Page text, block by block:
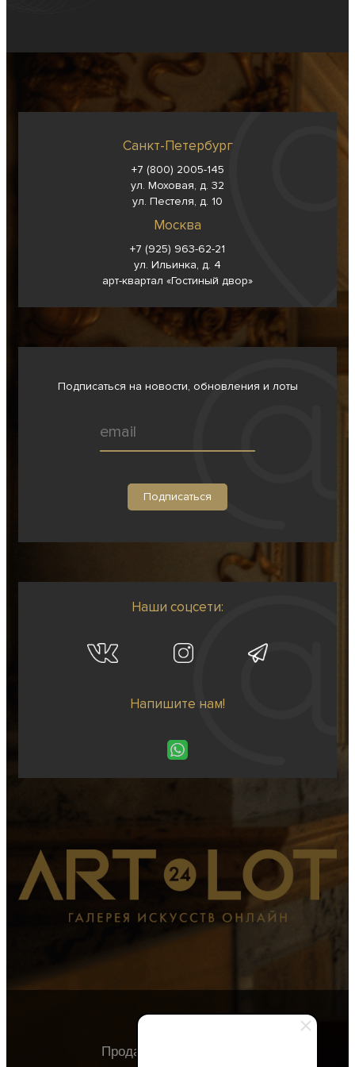
Санкт-Петербург
+7 (800) 2005-145
ул. Моховая, д. 32
ул. Пестеля, д. 10
Москва
+7 (925) 963-62-21
ул. Ильинка, д. 4
арт-квартал «Гостиный двор»
Подписаться на новости, обновления и лоты
Наши соцсети:
Напишите нам!
Продавцу